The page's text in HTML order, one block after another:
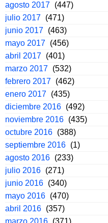
agosto 2017 (447)
julio 2017 (471)
junio 2017 (463)
mayo 2017 (456)
abril 2017 (401)
marzo 2017 (532)
febrero 2017 (462)
enero 2017 (435)
diciembre 2016 (492)
noviembre 2016 (435)
octubre 2016 (388)
septiembre 2016 (1)
agosto 2016 (233)
julio 2016 (271)
junio 2016 (340)
mayo 2016 (470)
abril 2016 (357)
marzo 2016 (371)